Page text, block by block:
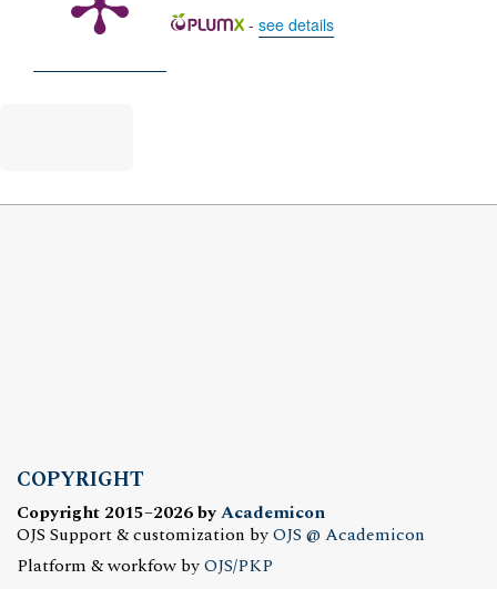
- see details
COPYRIGHT
Copyright 2015–2026 byAcademicon
OJS Support & customization byOJS @ Academicon
Platform & workfow byOJS/PKP